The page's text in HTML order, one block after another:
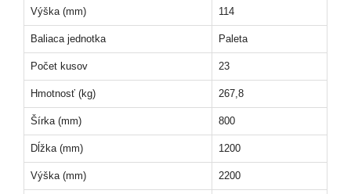
Výška (mm) 114
Baliaca jednotka Paleta
Počet kusov 23
Hmotnosť (kg) 267,8
Šírka (mm) 800
Dĺžka (mm) 1200
Výška (mm) 2200